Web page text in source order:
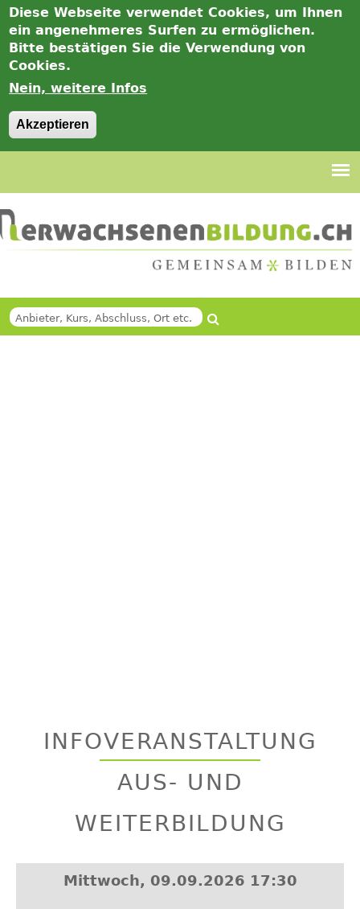
Diese Webseite verwendet Cookies, um Ihnen
ein angenehmeres Surfen zu ermöglichen.
Bitte bestätigen Sie die Verwendung von
Cookies.
Nein, weitere Infos
Akzeptieren
Suche
INFOVERANSTALTUNG
AUS- UND
WEITERBILDUNG
Mittwoch, 09.09.2026 17:30